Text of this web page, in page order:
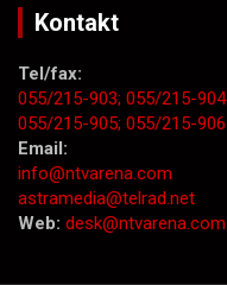
Kontakt
Tel/fax:
055/215-903; 055/215-904
055/215-905; 055/215-906
Email:
info@ntvarena.com
astramedia@telrad.net
Web: desk@ntvarena.com